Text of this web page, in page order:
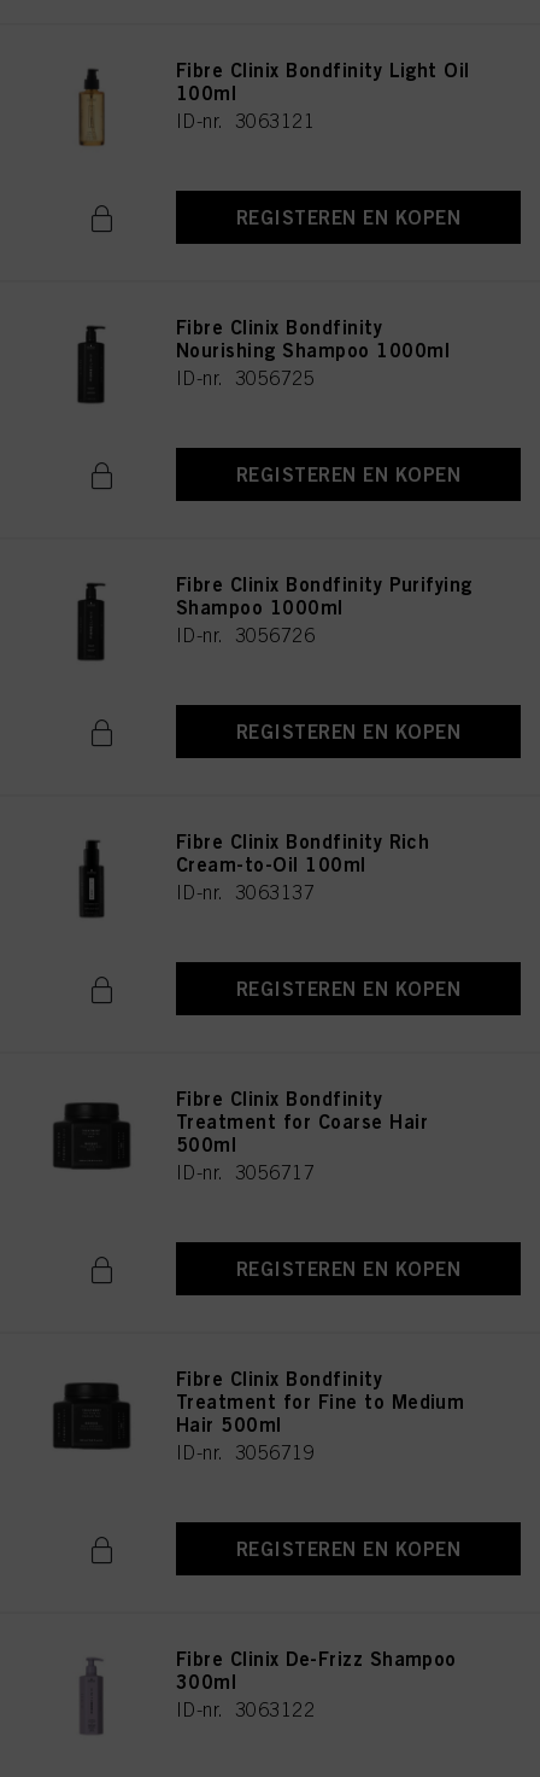
Fibre Clinix Bondfinity Light Oil
100ml
ID-nr. 3063121
REGISTEREN EN KOPEN
Fibre Clinix Bondfinity
Nourishing Shampoo 1000ml
ID-nr. 3056725
REGISTEREN EN KOPEN
Fibre Clinix Bondfinity Purifying
Shampoo 1000ml
ID-nr. 3056726
REGISTEREN EN KOPEN
Fibre Clinix Bondfinity Rich
Cream-to-Oil 100ml
ID-nr. 3063137
REGISTEREN EN KOPEN
Fibre Clinix Bondfinity
Treatment for Coarse Hair
500ml
ID-nr. 3056717
REGISTEREN EN KOPEN
Fibre Clinix Bondfinity
Treatment for Fine to Medium
Hair 500ml
ID-nr. 3056719
REGISTEREN EN KOPEN
Fibre Clinix De-Frizz Shampoo
300ml
ID-nr. 3063122